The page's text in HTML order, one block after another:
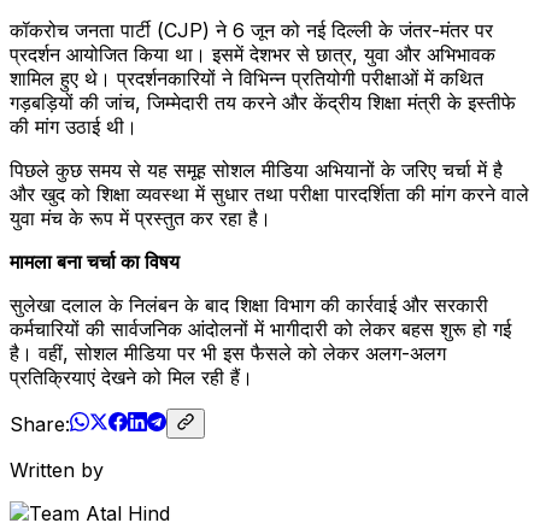
कॉकरोच जनता पार्टी (CJP) ने 6 जून को नई दिल्ली के जंतर-मंतर पर
प्रदर्शन आयोजित किया था। इसमें देशभर से छात्र, युवा और अभिभावक
शामिल हुए थे। प्रदर्शनकारियों ने विभिन्न प्रतियोगी परीक्षाओं में कथित
गड़बड़ियों की जांच, जिम्मेदारी तय करने और केंद्रीय शिक्षा मंत्री के इस्तीफे
की मांग उठाई थी।
पिछले कुछ समय से यह समूह सोशल मीडिया अभियानों के जरिए चर्चा में है
और खुद को शिक्षा व्यवस्था में सुधार तथा परीक्षा पारदर्शिता की मांग करने वाले
युवा मंच के रूप में प्रस्तुत कर रहा है।
मामला बना चर्चा का विषय
सुलेखा दलाल के निलंबन के बाद शिक्षा विभाग की कार्रवाई और सरकारी
कर्मचारियों की सार्वजनिक आंदोलनों में भागीदारी को लेकर बहस शुरू हो गई
है। वहीं, सोशल मीडिया पर भी इस फैसले को लेकर अलग-अलग
प्रतिक्रियाएं देखने को मिल रही हैं।
Share:
Written by